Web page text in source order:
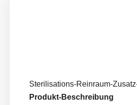
Sterilisations-Reinraum-
Produkt-Beschreibung